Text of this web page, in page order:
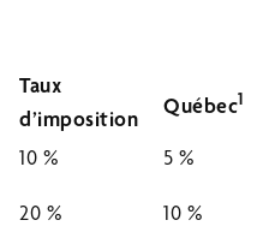
Taux
d’imposition
Québec1
10 %
5 %
20 % 10 %